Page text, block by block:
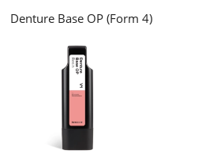
Denture Base OP (Form 4)